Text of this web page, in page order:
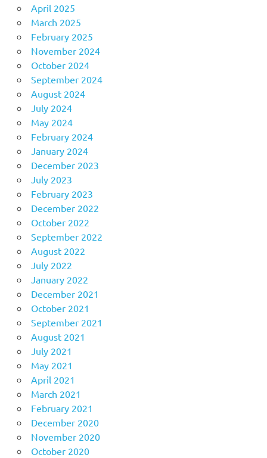
April 2025
March 2025
February 2025
November 2024
October 2024
September 2024
August 2024
July 2024
May 2024
February 2024
January 2024
December 2023
July 2023
February 2023
December 2022
October 2022
September 2022
August 2022
July 2022
January 2022
December 2021
October 2021
September 2021
August 2021
July 2021
May 2021
April 2021
March 2021
February 2021
December 2020
November 2020
October 2020